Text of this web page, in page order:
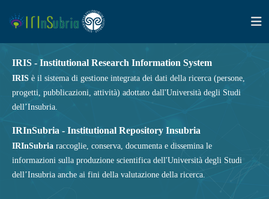
IRIS - Institutional Research Information System
IRIS è il sistema di gestione integrata dei dati della ricerca (persone,
progetti, pubblicazioni, attività) adottato dall'Università degli Studi
dell’Insubria.
IRInSubria - Institutional Repository Insubria
IRInSubria raccoglie, conserva, documenta e dissemina le
informazioni sulla produzione scientifica dell'Università degli Studi
dell’Insubria anche ai fini della valutazione della ricerca.